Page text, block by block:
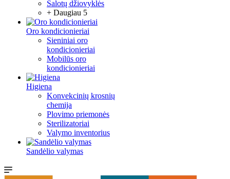
Salotų džiovyklės
+ Daugiau 5
Oro kondicionieriai
Sieniniai oro
kondicionieriai
Mobilūs oro
kondicionieriai
Higiena
Konvekcinių krosnių
chemija
Plovimo priemonės
Sterilizatoriai
Valymo inventorius
Sandėlio valymas